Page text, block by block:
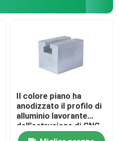
Il colore piano ha
anodizzato il profilo di
alluminio lavorante
dell'estrusione di CNC